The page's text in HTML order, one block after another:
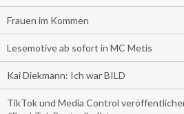
Frauen im Kommen
Lesemotive ab sofort in MC Metis
Kai Diekmann: Ich war BILD
TikTok und Media Control